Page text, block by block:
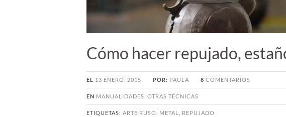
Cómo hacer repujado,
EL 13 ENERO, 2015 POR: PAULA 8 COMENTARIOS
EN MANUALIDADES OTRAS TÉCNICAS
ETIQUETAS: ARTE RUSO METAL REPUJADO